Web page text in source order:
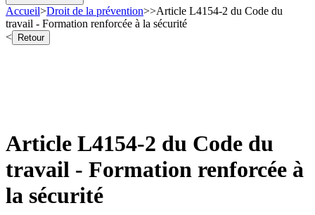
Accueil>Droit de la prévention>>Article L4154-2 du Code du
travail - Formation renforcée à la sécurité
<
Retour
Article L4154-2 du Code du
travail - Formation renforcée à
la sécurité